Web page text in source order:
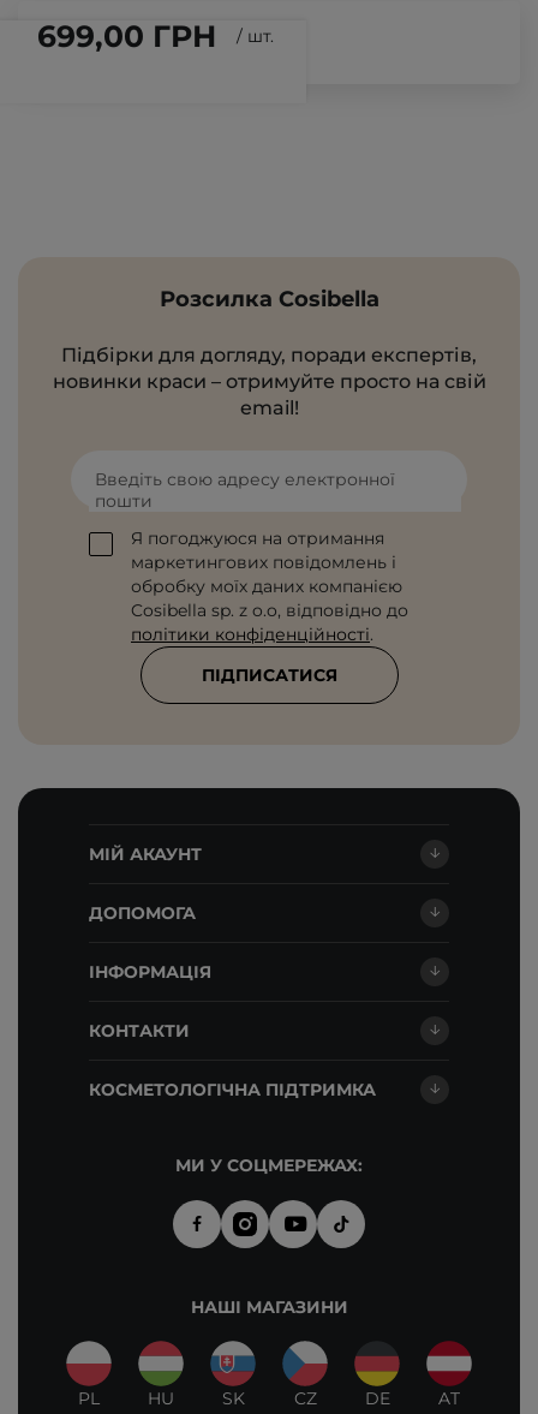
699,00 ГРН / шт.
Розсилка Cosibella
Підбірки для догляду, поради експертів,
новинки краси – отримуйте просто на свій
email!
Введіть свою адресу електронної
пошти
Я погоджуюся на отримання
маркетингових повідомлень і
обробку моїх даних компанією
Cosibella sp. z o.o, відповідно до
політики конфіденційності.
ПІДПИСАТИСЯ
МІЙ АКАУНТ
ДОПОМОГА
ІНФОРМАЦІЯ
КОНТАКТИ
КОСМЕТОЛОГІЧНА ПІДТРИМКА
МИ У СОЦМЕРЕЖАХ:
НАШІ МАГАЗИНИ
PL HU SK CZ DE AT